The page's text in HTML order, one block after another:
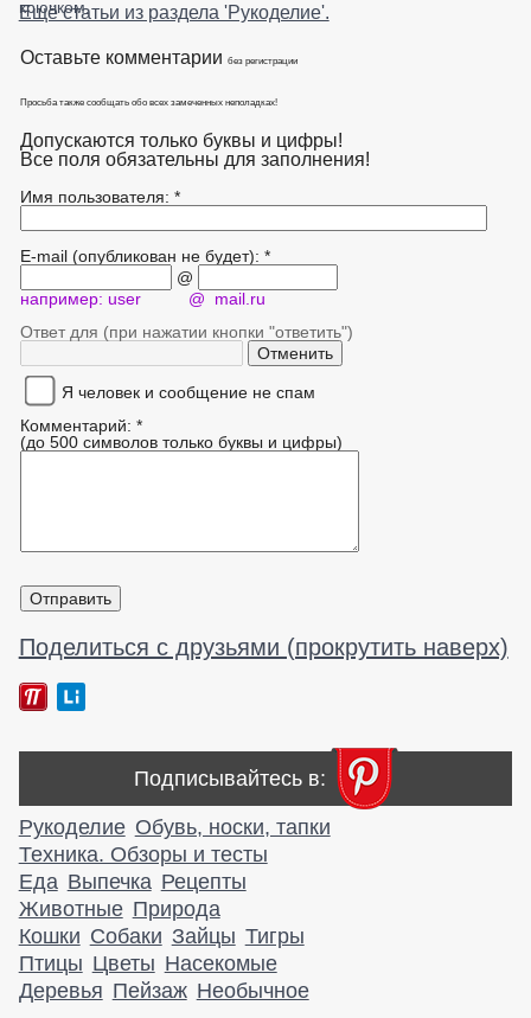
Ещё статьи из раздела 'Рукоделие'.
Оставьте комментарии без регистрации
Просьба также сообщать обо всех замеченных неполадках!
Допускаются только буквы и цифры!
Все поля обязательны для заполнения!
Имя пользователя: *
E-mail (опубликован не будет): *
@
например: user @ mail.ru
Ответ для (при нажатии кнопки "ответить")
Я человек и сообщение не спам
Комментарий: *
(до 500 символов только буквы и цифры)
Поделиться с друзьями (прокрутить наверх)
Подписывайтесь в:
Рукоделие Обувь, носки, тапки
Техника. Обзоры и тесты
Еда Выпечка Рецепты
Животные Природа
Кошки Собаки Зайцы Тигры
Птицы Цветы Насекомые
Деревья Пейзаж Необычное